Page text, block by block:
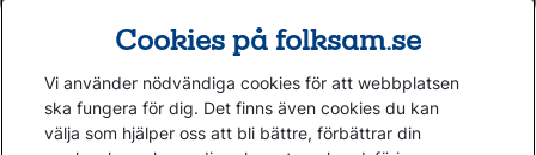
FolksamMis
Tjänstepension
grupp
Leverantörswebb
Försäkringar
Sparande
Cookies på folksam.se
Vi använder nödvändiga cookies för att webbplatsen
ska fungera för dig. Det finns även cookies du kan
välja som hjälper oss att bli bättre, förbättrar din